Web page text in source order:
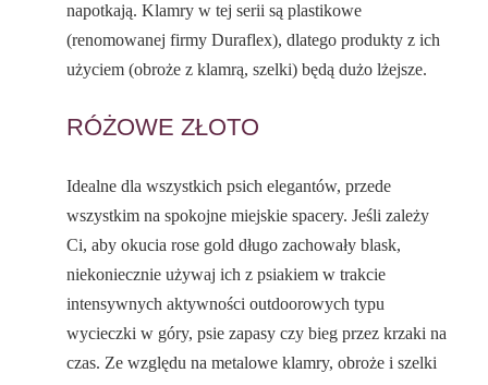
napotkają. Klamry w tej serii są plastikowe
(renomowanej firmy Duraflex), dlatego produkty z ich
użyciem (obroże z klamrą, szelki) będą dużo lżejsze.
RÓŻOWE ZŁOTO
Idealne dla wszystkich psich elegantów, przede
wszystkim na spokojne miejskie spacery. Jeśli zależy
Ci, aby okucia rose gold długo zachowały blask,
niekoniecznie używaj ich z psiakiem w trakcie
intensywnych aktywności outdoorowych typu
wycieczki w góry, psie zapasy czy bieg przez krzaki na
czas. Ze względu na metalowe klamry, obroże i szelki